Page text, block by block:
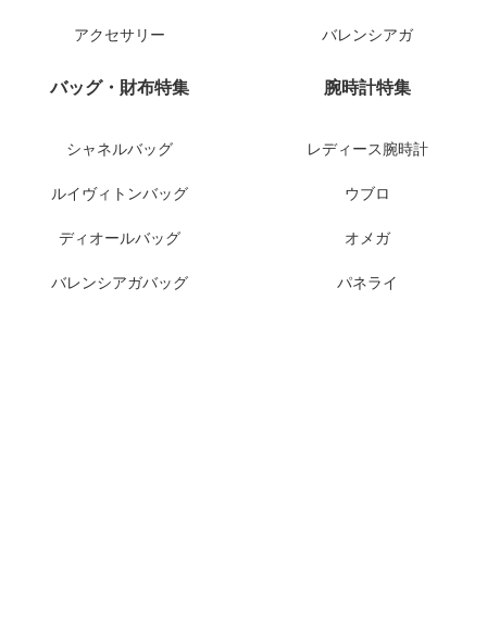
アクセサリー バレンシアガ
バッグ・財布特集
シャネルバッグ
ルイヴィトンバッグ
ディオールバッグ
バレンシアガバッグ
腕時計特集
レディース腕時計
ウブロ
オメガ
パネライ